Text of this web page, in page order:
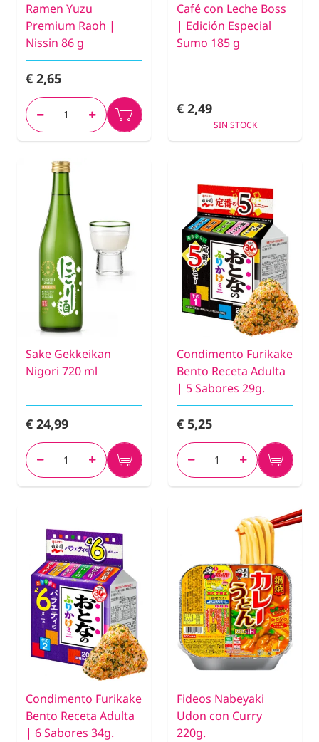
Ramen Yuzu
Premium Raoh |
Nissin 86 g
€ 2,65
Café con Leche Boss
| Edición Especial
Sumo 185 g
€ 2,49
SIN STOCK
Sake Gekkeikan
Nigori 720 ml
€ 24,99
Condimento Furikake
Bento Receta Adulta
| 5 Sabores 29g.
€ 5,25
Condimento Furikake
Bento Receta Adulta
| 6 Sabores 34g.
Fideos Nabeyaki
Udon con Curry
220g.